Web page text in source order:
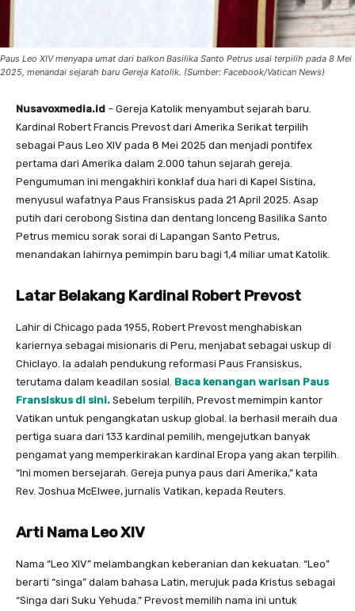
Paus Leo XIV menyapa umat dari balkon Basilika Santo Petrus usai terpilih pada 8 Mei
2025, menandai sejarah baru Gereja Katolik. (Sumber: Facebook/Vatican News)
Nusavoxmedia.id – Gereja Katolik menyambut sejarah baru.
Kardinal Robert Francis Prevost dari Amerika Serikat terpilih
sebagai Paus Leo XIV pada 8 Mei 2025 dan menjadi pontifex
pertama dari Amerika dalam 2.000 tahun sejarah gereja.
Pengumuman ini mengakhiri konklaf dua hari di Kapel Sistina,
menyusul wafatnya Paus Fransiskus pada 21 April 2025. Asap
putih dari cerobong Sistina dan dentang lonceng Basilika Santo
Petrus memicu sorak sorai di Lapangan Santo Petrus,
menandakan lahirnya pemimpin baru bagi 1,4 miliar umat Katolik.
Latar Belakang Kardinal Robert Prevost
Lahir di Chicago pada 1955, Robert Prevost menghabiskan
kariernya sebagai misionaris di Peru, menjabat sebagai uskup di
Chiclayo. Ia adalah pendukung reformasi Paus Fransiskus,
terutama dalam keadilan sosial. Baca kenangan warisan Paus
Fransiskus di sini. Sebelum terpilih, Prevost memimpin kantor
Vatikan untuk pengangkatan uskup global. Ia berhasil meraih dua
pertiga suara dari 133 kardinal pemilih, mengejutkan banyak
pengamat yang memperkirakan kardinal Eropa yang akan terpilih.
“Ini momen bersejarah. Gereja punya paus dari Amerika,” kata
Rev. Joshua McElwee, jurnalis Vatikan, kepada Reuters.
Arti Nama Leo XIV
Nama “Leo XIV” melambangkan keberanian dan kekuatan. “Leo”
berarti “singa” dalam bahasa Latin, merujuk pada Kristus sebagai
“Singa dari Suku Yehuda.” Prevost memilih nama ini untuk